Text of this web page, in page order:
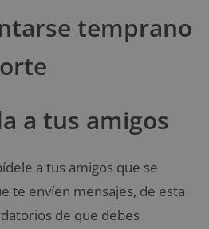
a tus amigos
a tus amigos que se
te envíen mensajes, de esta
de que debes